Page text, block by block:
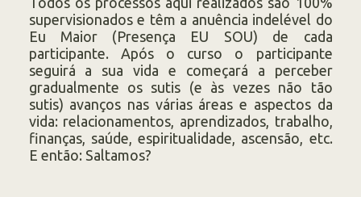
supervisionados e têm a anuência indelével do
Eu Maior (Presença EU SOU) de cada
participante. Após o curso o participante
seguirá a sua vida e começará a perceber
gradualmente os sutis (e às vezes não tão
sutis) avanços nas várias áreas e aspectos da
vida: relacionamentos, aprendizados, trabalho,
finanças, saúde, espiritualidade, ascensão, etc.
E então: Saltamos?